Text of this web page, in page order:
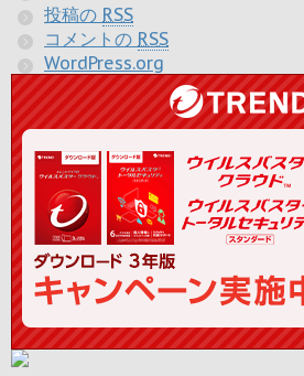
投稿の RSS
コメントの RSS
WordPress.org